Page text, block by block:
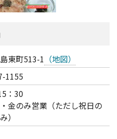
東町513-1 （地図）
1155
：30
金のみ営業（ただし祝日の
）